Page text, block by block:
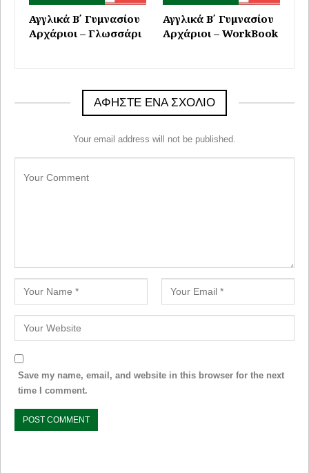
Αγγλικά Β΄ Γυμνασίου
Αρχάριοι – Γλωσσάρι
Αγγλικά Β΄ Γυμνασίου
Αρχάριοι – WorkBook
ΑΦΉΣΤΕ ΈΝΑ ΣΧΌΛΙΟ
Your email address will not be published.
Save my name, email, and website in this browser for the next
time I comment.